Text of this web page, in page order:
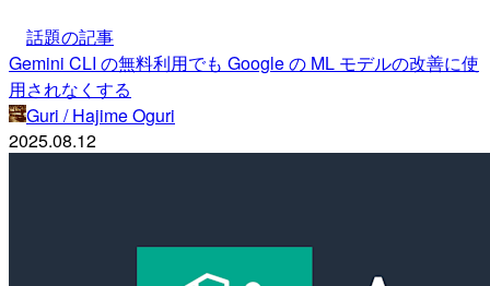
話題の記事
Gemini CLI の無料利用でも Google の ML モデルの改善に使
用されなくする
Guri / Hajime Oguri
2025.08.12